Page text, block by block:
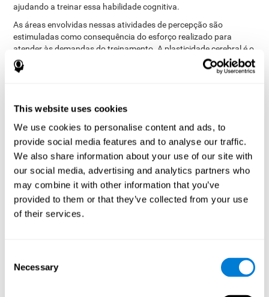
This website uses cookies
We use cookies to personalise content and ads, to
provide social media features and to analyse our traffic.
We also share information about your use of our site with
our social media, advertising and analytics partners who
may combine it with other information that you’ve
provided to them or that they’ve collected from your use
of their services.
Selection
Necessary
ajudando a treinar essa habilidade cognitiva.
As áreas envolvidas nessas atividades de percepção são
estimuladas como consequência do esforço realizado para
atender às demandas do treinamento. A plasticidade cerebral é o
mecanismo cerebral que permitirá que o cérebro se adapte às
exigências do treinamento da percepção. Essa adaptação e as
com menos esforço.
Contudo, é importante notar que não basta praticar com um jogo
para obter resultados. O treinamento de CogniFit para a
percepção possui certas características que favorecem sua
eficácia. As atividades e o nível de dificuldade são adaptados às
necessidades específicas do usuário.
Vantagens
habilidades cognitivas. Portanto, os exercícios de percepção têm
várias qualidades: